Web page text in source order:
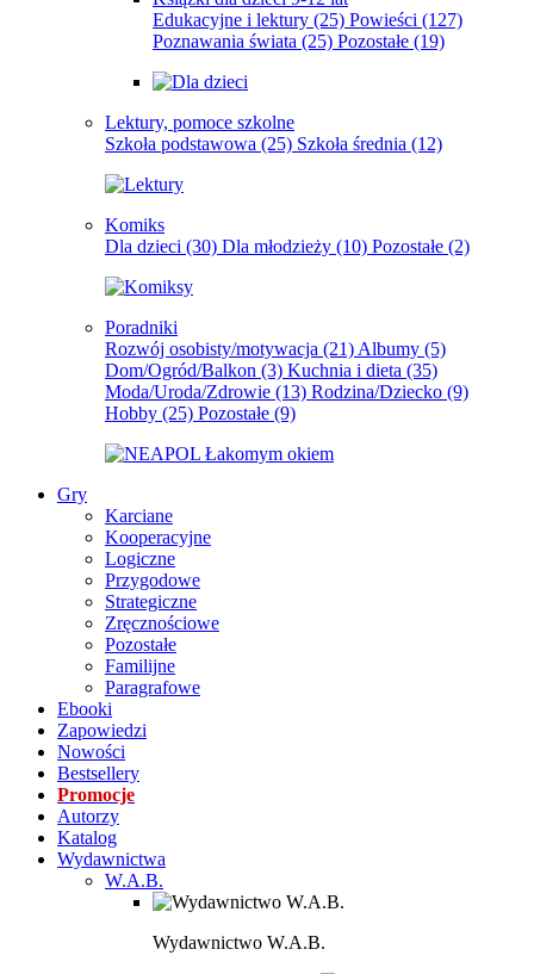
Edukacyjne i lektury (25) Powieści (127)
Poznawania świata (25) Pozostałe (19)
Lektury, pomoce szkolne
Szkoła podstawowa (25) Szkoła średnia (12)
Komiks
Dla dzieci (30) Dla młodzieży (10) Pozostałe (2)
Poradniki
Rozwój osobisty/motywacja (21) Albumy (5)
Dom/Ogród/Balkon (3) Kuchnia i dieta (35)
Moda/Uroda/Zdrowie (13) Rodzina/Dziecko (9)
Hobby (25) Pozostałe (9)
Gry
Karciane
Kooperacyjne
Logiczne
Przygodowe
Strategiczne
Zręcznościowe
Pozostałe
Familijne
Paragrafowe
Ebooki
Zapowiedzi
Nowości
Bestsellery
Promocje
Autorzy
Katalog
Wydawnictwa
W.A.B.
Wydawnictwo W.A.B.